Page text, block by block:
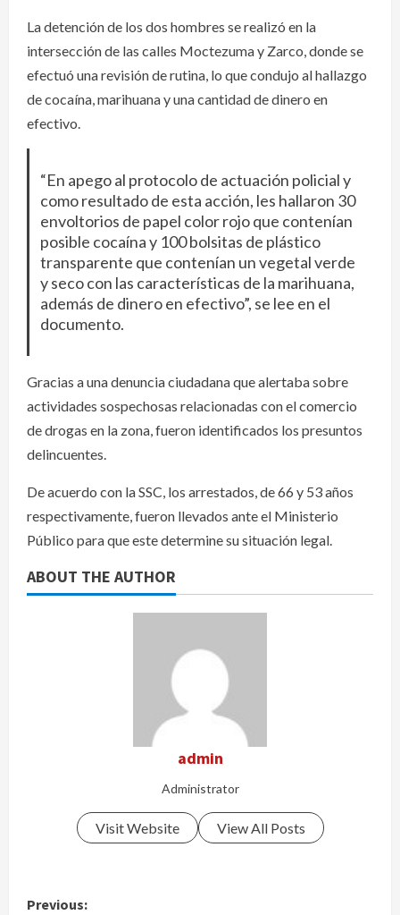
La detención de los dos hombres se realizó en la
intersección de las calles Moctezuma y Zarco, donde se
efectuó una revisión de rutina, lo que condujo al hallazgo
de cocaína, marihuana y una cantidad de dinero en
efectivo.
“En apego al protocolo de actuación policial y
como resultado de esta acción, les hallaron 30
envoltorios de papel color rojo que contenían
posible cocaína y 100 bolsitas de plástico
transparente que contenían un vegetal verde
y seco con las características de la marihuana,
además de dinero en efectivo”, se lee en el
documento.
Gracias a una denuncia ciudadana que alertaba sobre
actividades sospechosas relacionadas con el comercio
de drogas en la zona, fueron identificados los presuntos
delincuentes.
De acuerdo con la SSC, los arrestados, de 66 y 53 años
respectivamente, fueron llevados ante el Ministerio
Público para que este determine su situación legal.
ABOUT THE AUTHOR
admin
Administrator
Visit Website View All Posts
P
Previous: